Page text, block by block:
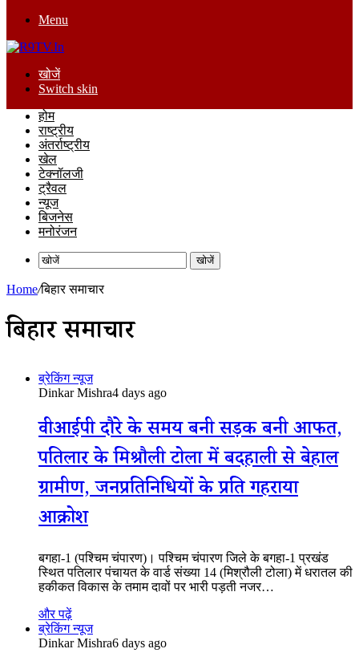
Menu
खोजें
Switch skin
होम
राष्ट्रीय
अंतर्राष्ट्रीय
खेल
टेक्नॉलजी
ट्रैवल
न्यूज
बिजनेस
मनोरंजन
खोजें
Home/बिहार समाचार
बिहार समाचार
ब्रेकिंग न्यूज
Dinkar Mishra4 days ago
वीआईपी दौरे के समय बनी सड़क बनी आफत,
पतिलार के मिश्रौली टोला में बदहाली से बेहाल
ग्रामीण, जनप्रतिनिधियों के प्रति गहराया
आक्रोश
बगहा-1 (पश्चिम चंपारण)। पश्चिम चंपारण जिले के बगहा-1 प्रखंड
स्थित पतिलार पंचायत के वार्ड संख्या 14 (मिश्रौली टोला) में धरातल की
हकीकत विकास के तमाम दावों पर भारी पड़ती नजर…
और पढ़ें
ब्रेकिंग न्यूज
Dinkar Mishra6 days ago